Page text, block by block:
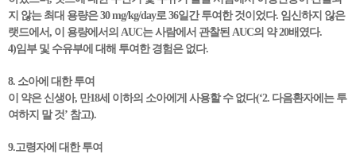
지 않는 최대 용량은 30 mg/kg/day로 36일간 투여한 것이었다. 임신하지 않은
랫드에서, 이 용량에서의 AUC는 사람에서 관찰된 AUC의 약 20배였다.
4)임부 및 수유부에 대해 투여한 경험은 없다.
8. 소아에 대한 투여
이 약은 신생아, 만18세 이하의 소아에게 사용할 수 없다(‘2. 다음환자에는 투
여하지 말 것’ 참고).
9.고령자에 대한 투여